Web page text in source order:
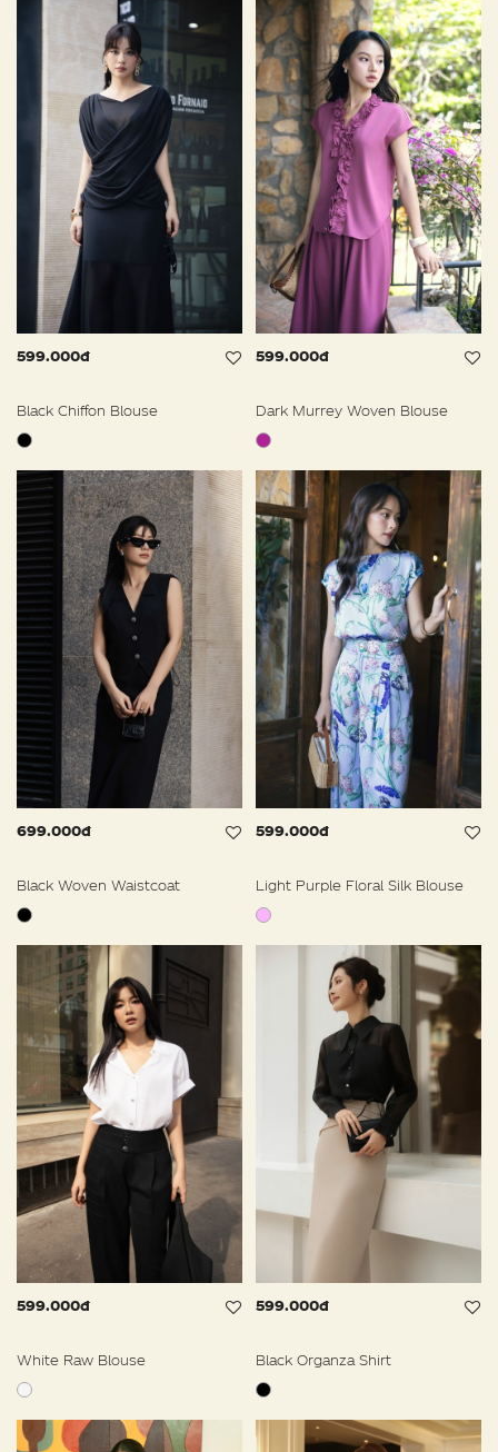
599.000đ
Black Chiffon Blouse
599.000đ
Dark Murrey Woven Blouse
699.000đ
Black Woven Waistcoat
599.000đ
Light Purple Floral Silk Blouse
599.000đ
White Raw Blouse
599.000đ
Black Organza Shirt